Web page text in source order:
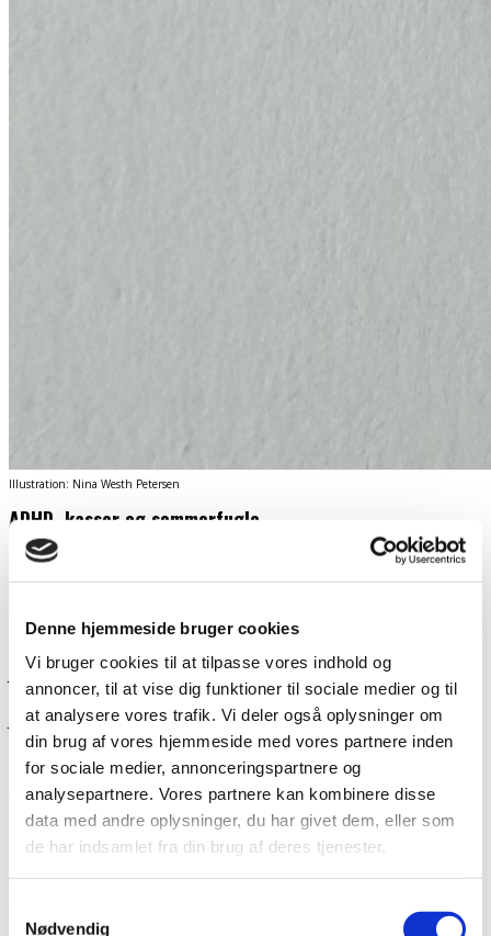
Denne hjemmeside bruger cookies
Vi bruger cookies til at tilpasse vores indhold og
annoncer, til at vise dig funktioner til sociale medier og til
at analysere vores trafik. Vi deler også oplysninger om
din brug af vores hjemmeside med vores partnere inden
for sociale medier, annonceringspartnere og
analysepartnere. Vores partnere kan kombinere disse
data med andre oplysninger, du har givet dem, eller som
de har indsamlet fra din brug af deres tjenester.
Nødvendig
Illustration: Nina Westh Petersen
ADHD, kasser og sommerfugle
Outsideren
26. marts 2026
Skrevet af Frank Jensen
Jeg er glad.
Jeg er frisk.
Fuld af forhåbning selvom verden ramler sammen
omkring mig i form af krig og politisk kamp. Jeg har lært
mig bedre at kende i form af en adfærd, hvor jeg mister
interessen for det, jeg laver og glemmer alt andet, for så
er der noget nyt. Det er min ADHD, der er på spil og